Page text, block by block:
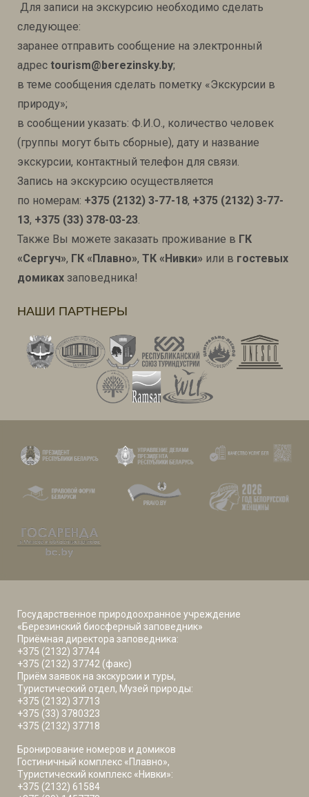
Для записи на экскурсию необходимо сделать
следующее:
заранее отправить сообщение на электронный
адрес tourism@berezinsky.by;
в теме сообщения сделать пометку «Экскурсии в
природу»;
в сообщении указать: Ф.И.О., количество человек
(группы могут быть сборные), дату и название
экскурсии, контактный телефон для связи.
Запись на экскурсию осуществляется
по номерам: +375 (2132) 3-77-18, +375 (2132) 3-77-
13, +375 (33) 378-03-23.
Также Вы можете заказать проживание в ГК
«Сергуч», ГК «Плавно», ТК «Нивки» или в гостевых
домиках заповедника!
НАШИ ПАРТНЕРЫ
Государственное природоохранное учреждение
«Березинский биосферный заповедник»
Приёмная директора заповедника:
+375 (2132) 37744
+375 (2132) 37742 (факс)
Приём заявок на экскурсии и туры,
Туристический отдел, Музей природы:
+375 (2132) 37713
+375 (33) 3780323
+375 (2132) 37718
Бронирование номеров и домиков
Гостиничный комплекс «Плавно»,
Туристический комплекс «Нивки»:
+375 (2132) 61584